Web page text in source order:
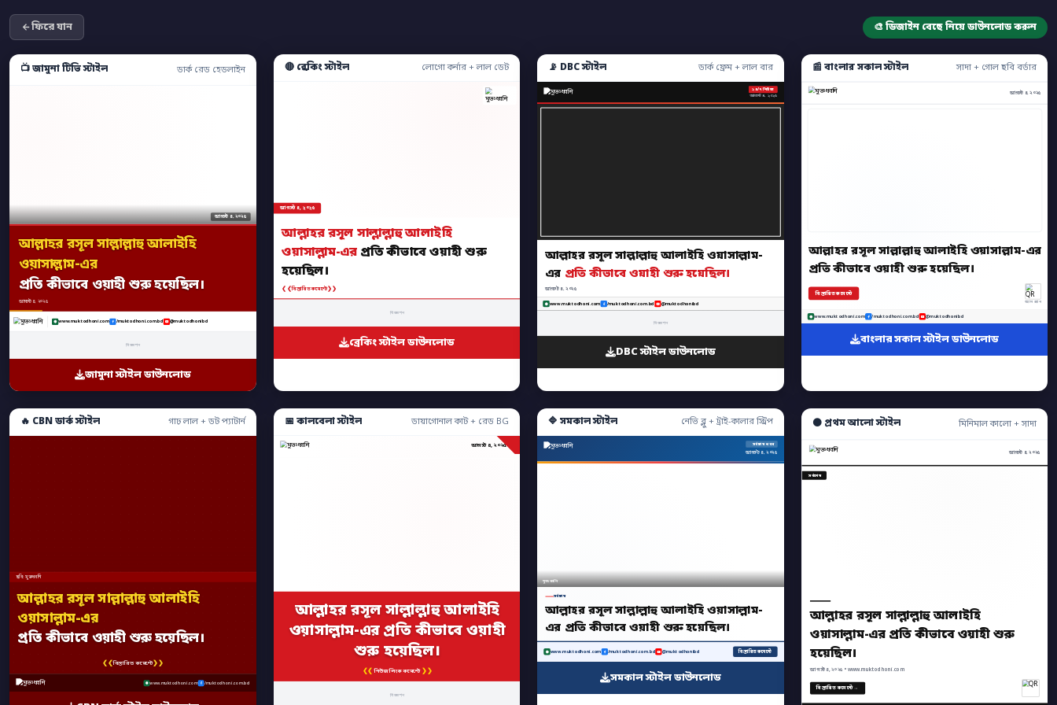
ফিরে যান 🎨 ডিজাইন বেছে নিয়ে ডাউনলোড করুন
📺 জামুনা টিভি স্টাইল ডার্ক রেড হেডলাইন
আগস্ট ৪, ২০২৫
আল্লাহর রসূল সাল্লাল্লাহু আলাইহি
ওয়াসাল্লাম-এর
প্রতি কীভাবে ওয়াহী শুরু হয়েছিল।
আগস্ট ৪, ২০২৫
www.muktodhoni.com /muktodhoni.com.bd @muktodhonibd
বিজ্ঞাপন
জামুনা স্টাইল ডাউনলোড
🔴 ব্রেকিং স্টাইল লোগো কর্নার + লাল ডেট
আগস্ট ৪, ২০২৫
আল্লাহর রসূল সাল্লাল্লাহু আলাইহি
ওয়াসাল্লাম-এরপ্রতি কীভাবে ওয়াহী শুরু
হয়েছিল।
❮❮বিস্তারিত কমেন্টে❯❯
বিজ্ঞাপন
ব্রেকিং স্টাইল ডাউনলোড
📡 DBC স্টাইল ডার্ক ফ্রেম + লাল বার
২৪/৭ নিউজ
আগস্ট ৪, ২০২৫
আল্লাহর রসূল সাল্লাল্লাহু আলাইহি ওয়াসাল্লাম-
এর প্রতি কীভাবে ওয়াহী শুরু হয়েছিল।
আগস্ট ৪, ২০২৫
www.muktodhoni.com /muktodhoni.com.bd @muktodhonibd
বিজ্ঞাপন
DBC স্টাইল ডাউনলোড
📰 বাংলার সকাল স্টাইল সাদা + গোল ছবি বর্ডার
আগস্ট ৪, ২০২৫
আল্লাহর রসূল সাল্লাল্লাহু আলাইহি ওয়াসাল্লাম-এর
প্রতি কীভাবে ওয়াহী শুরু হয়েছিল।
বিস্তারিত কমেন্টে
অ্যাপ স্ক্যান
www.muktodhoni.com /muktodhoni.com.bd @muktodhonibd
বাংলার সকাল স্টাইল ডাউনলোড
🔥 CBN ডার্ক স্টাইল গাঢ় লাল + ডট প্যাটার্ন
ছবি: মুক্তধ্বনি
আল্লাহর রসূল সাল্লাল্লাহু আলাইহি
ওয়াসাল্লাম-এর
প্রতি কীভাবে ওয়াহী শুরু হয়েছিল।
❮❮বিস্তারিত কমেন্টে❯❯
www.muktodhoni.com /muktodhoni.com.bd
📅 কালবেলা স্টাইল ডায়াগোনাল কাট + রেড BG
আগস্ট ৪, ২০২৫
আল্লাহর রসূল সাল্লাল্লাহু আলাইহি
ওয়াসাল্লাম-এর প্রতি কীভাবে ওয়াহী
শুরু হয়েছিল।
❮❮ নিউজ লিংক কমেন্টে ❯❯
বিজ্ঞাপন
🔷 সমকাল স্টাইল নেভি ব্লু + ট্রাই-কালার স্ট্রিপ
সর্বশেষ খবর
আগস্ট ৪, ২০২৫
মুক্তধ্বনি
সর্বশেষ
আল্লাহর রসূল সাল্লাল্লাহু আলাইহি ওয়াসাল্লাম-
এর প্রতি কীভাবে ওয়াহী শুরু হয়েছিল।
www.muktodhoni.com /muktodhoni.com.bd @muktodhonibd বিস্তারিত কমেন্টে
সমকাল স্টাইল ডাউনলোড
⚫ প্রথম আলো স্টাইল মিনিমাল কালো + সাদা
আগস্ট ৪, ২০২৫
সর্বশেষ
আল্লাহর রসূল সাল্লাল্লাহু আলাইহি
ওয়াসাল্লাম-এর প্রতি কীভাবে ওয়াহী শুরু
হয়েছিল।
আগস্ট ৪, ২০২৫ • www.muktodhoni.com
বিস্তারিত কমেন্টে →